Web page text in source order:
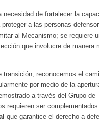
necesidad de fortalecer la
proteger a las personas
al Mecanismo; se requiere
que involucre de manera
transición, reconocemos el
por medio de la
a través del Grupo de
requieren ser
que garantice el derecho a